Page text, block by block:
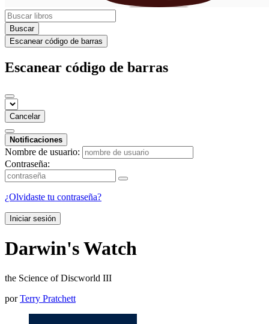
Buscar
Escanear código de barras
Escanear código de barras
Cancelar
Notificaciones
Nombre de usuario:
Contraseña:
¿Olvidaste tu contraseña?
Iniciar sesión
Darwin's Watch
the Science of Discworld III
porTerry Pratchett